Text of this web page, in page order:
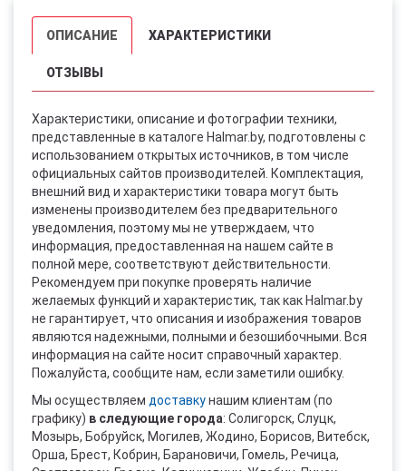
ОПИСАНИЕ ХАРАКТЕРИСТИКИ
ОТЗЫВЫ
Характеристики, описание и фотографии техники,
представленные в каталоге Halmar.by, подготовлены с
использованием открытых источников, в том числе
официальных сайтов производителей. Комплектация,
внешний вид и характеристики товара могут быть
изменены производителем без предварительного
уведомления, поэтому мы не утверждаем, что
информация, предоставленная на нашем сайте в
полной мере, соответствуют действительности.
Рекомендуем при покупке проверять наличие
желаемых функций и характеристик, так как Halmar.by
не гарантирует, что описания и изображения товаров
являются надежными, полными и безошибочными. Вся
информация на сайте носит справочный характер.
Пожалуйста, сообщите нам, если заметили ошибку.
Мы осуществляем доставкунашим клиентам (по
графику) в следующие города: Солигорск, Слуцк,
Мозырь, Бобруйск, Могилев, Жодино, Борисов, Витебск,
Орша, Брест, Кобрин, Барановичи, Гомель, Речица,